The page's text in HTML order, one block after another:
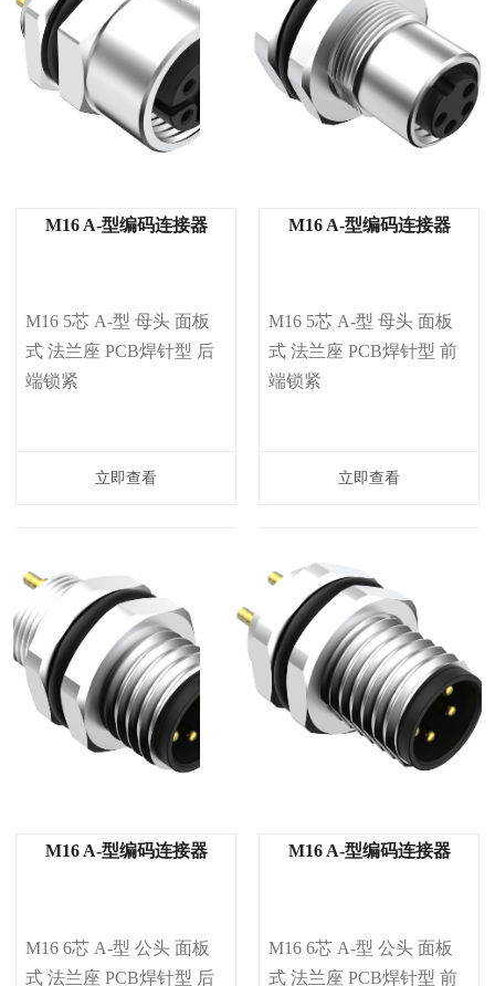
M16 A-型编码连接器
M16 5芯 A-型 母头 面板
式 法兰座 PCB焊针型 后
端锁紧
立即查看
M16 A-型编码连接器
M16 5芯 A-型 母头 面板
式 法兰座 PCB焊针型 前
端锁紧
立即查看
M16 A-型编码连接器
M16 6芯 A-型 公头 面板
式 法兰座 PCB焊针型 后
M16 A-型编码连接器
M16 6芯 A-型 公头 面板
式 法兰座 PCB焊针型 前